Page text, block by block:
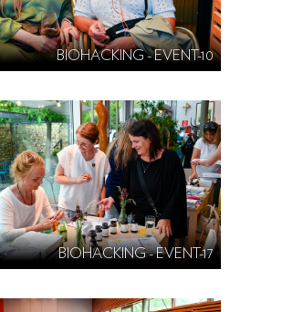
BIOHACKING - EVENT-10
BIOHACKING - EVENT-17